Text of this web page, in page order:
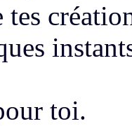
tes
toi.